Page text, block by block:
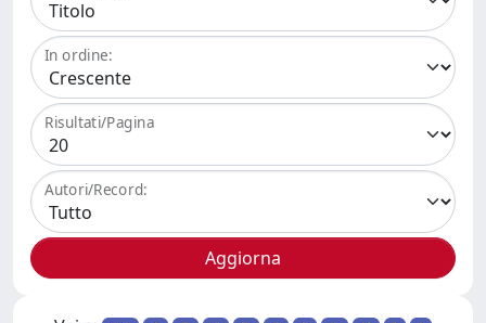
In ordine:
Risultati/Pagina
Autori/Record: